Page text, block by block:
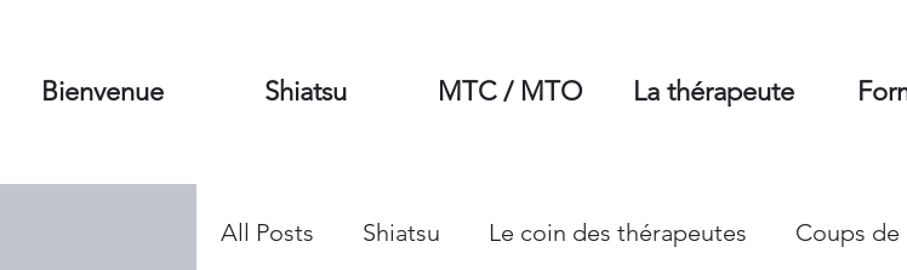
Bienvenue Shiatsu MTC / MTO La thérapeute
All Posts Shiatsu Le coin des thérapeutes Coups